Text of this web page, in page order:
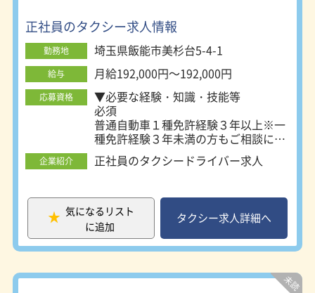
正社員のタクシー求人情報
勤務地 埼玉県飯能市美杉台5-4-1
給与 月給192,000円～192,000円
応募資格
▼必要な経験・知識・技能等
必須
普通自動車１種免許経験３年以上※一
種免許経験３年未満の方もご相談に応
じます。
▼必要な免許・資格
あれば尚可
普通自動車運転免許
必須（ＡＴ限定可）
企業紹介 正社員のタクシードライバー求人
気になるリスト
に追加
タクシー求人詳細へ